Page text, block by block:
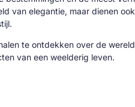
van elegantie, maar dienen
te ontdekken over de
van een weelderig leven.